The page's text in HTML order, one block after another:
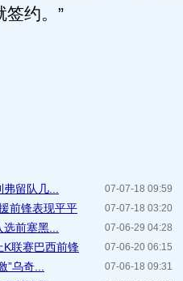
签约。”
07-07-18 09:59
留队几...
07-07-18 03:20
前锋表现平平
07-06-29 04:28
前塞黑...
07-06-20 06:15
K联赛巴西前锋
07-06-18 09:31
乌奇...